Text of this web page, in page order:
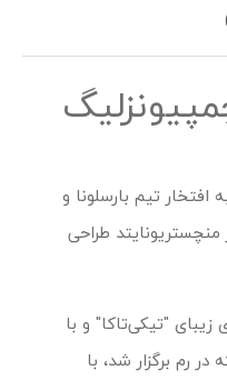
قهرمانی چمپیونزلیگ ۲۰۰۹ به افتخار تیم بارسلونا و
منچستریونایتد طراحی
زیبای "تیکی‌تاکا" و با
رم برگزار شد، با